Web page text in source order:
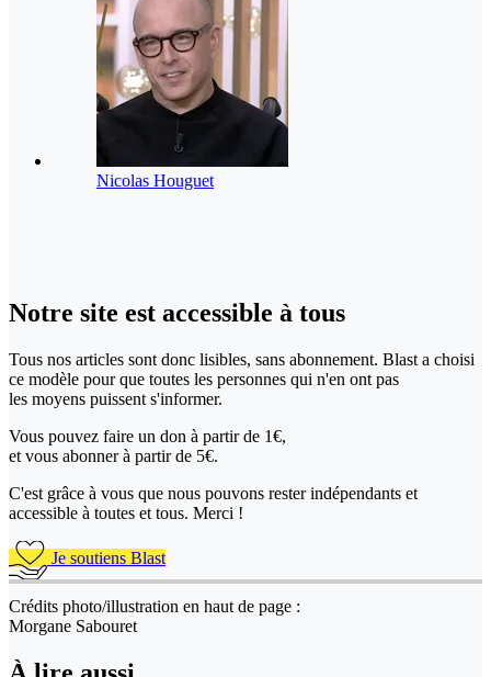
Nicolas Houguet
Notre site est accessible à tous
Tous nos articles sont donc lisibles, sans abonnement. Blast a choisi
ce modèle pour que toutes les personnes qui n'en ont pas
les moyens puissent s'informer.
Vous pouvez faire un don à partir de 1€,
et vous abonner à partir de 5€.
C'est grâce à vous que nous pouvons rester indépendants et
accessible à toutes et tous. Merci !
Je soutiens Blast
Crédits photo/illustration en haut de page :
Morgane Sabouret